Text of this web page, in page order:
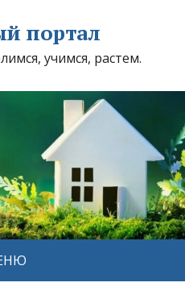
портал
учимся, растем.